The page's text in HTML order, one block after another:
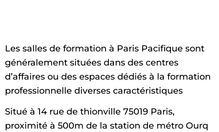
Les salles de formation à Paris Pacifique sont
généralement situées dans des centres
d’affaires ou des espaces dédiés à la formation
professionnelle diverses caractéristiques
Situé à 14 rue de thionville 75019 Paris,
proximité à 500m de la station de métro Ourq